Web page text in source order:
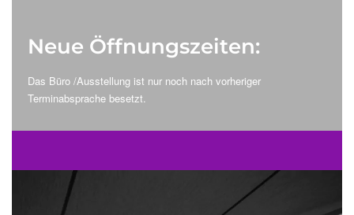
Neue Öffnungszeiten:
Das Büro /Ausstellung ist nur noch nach vorheriger
Terminabsprache besetzt.